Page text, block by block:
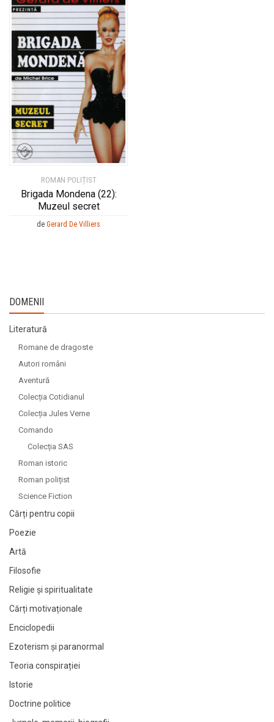
ROMAN POLIȚIST
Brigada Mondena (22):
Muzeul secret
de Gerard De Villiers
DOMENII
Literatură
Romane de dragoste
Autori români
Aventură
Colecția Cotidianul
Colecția Jules Verne
Comando
Colecția SAS
Roman istoric
Roman polițist
Science Fiction
Cărți pentru copii
Poezie
Artă
Filosofie
Religie și spiritualitate
Cărți motivaționale
Enciclopedii
Ezoterism și paranormal
Teoria conspirației
Istorie
Doctrine politice